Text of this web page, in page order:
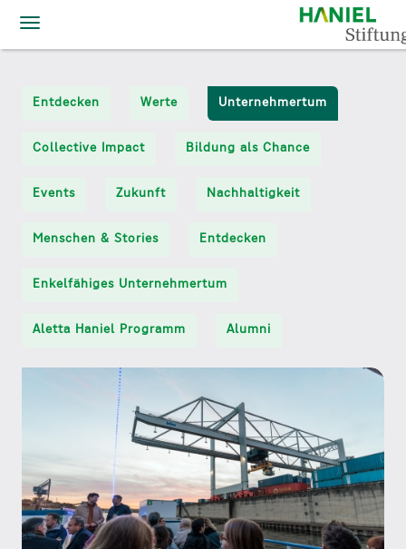
D
Toggle
Entdecken Werte Unternehmertum
Collective Impact Bildung als Chance
Events Zukunft Nachhaltigkeit
Menschen & Stories Entdecken
Enkelfähiges Unternehmertum
Aletta Haniel Programm Alumni